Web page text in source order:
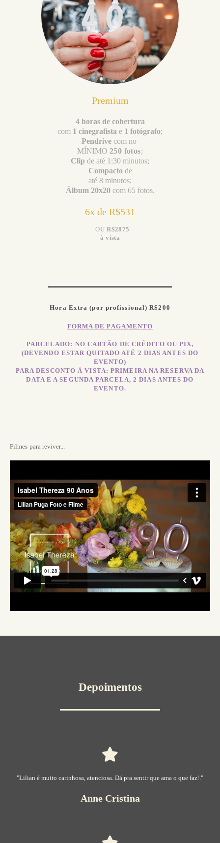
Premium
4 horas de cobertura
com 1 cinegrafista e 1 fotógrafo;
Pendrive com no
MÍNIMO 250 fotos;
Clip de até 1:30 minutos;
Compactode
até 8 minutos;
Álbum 20x20com 65 fotos.
6x de R$531
OUR$2875
à vista
Hora Extra (por profissional) R$200
FORMA DE PAGAMENTO
PARCELADO: NO CARTÃO DE CRÉDITO OU PIX,
(DEVENDO ESTAR QUITADO ATÉ 2 DIAS ANTES DO
EVENTO)
PARA DESCONTO À VISTA: PRIMEIRA NA RESERVA DA
DATA E A SEGUNDA PARCELA, 2 DIAS ANTES DO
EVENTO.
Filmes para reviver...
Depoimentos
"Lilian é muito carinhosa, atenciosa. Dá pra sentir que ama o que faz! ."
Anne Cristina